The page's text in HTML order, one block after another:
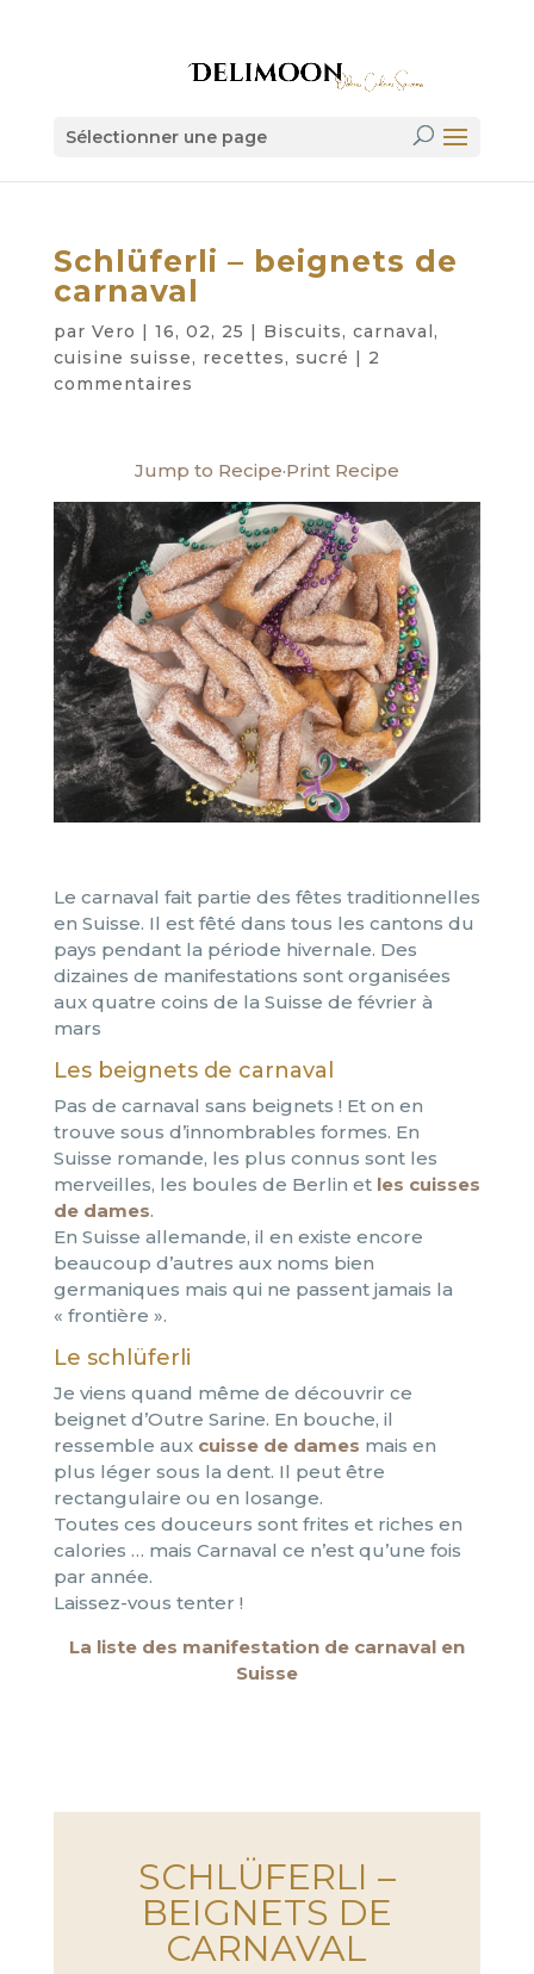
Sélectionner une page
Schlüferli – beignets de
carnaval
par Vero | 16, 02, 25 | Biscuits, carnaval,
cuisine suisse, recettes, sucré | 2
commentaires
Jump to Recipe·Print Recipe
Le carnaval fait partie des fêtes traditionnelles
en Suisse. Il est fêté dans tous les cantons du
pays pendant la période hivernale. Des
dizaines de manifestations sont organisées
aux quatre coins de la Suisse de février à
mars
Les beignets de carnaval
Pas de carnaval sans beignets ! Et on en
trouve sous d’innombrables formes. En
Suisse romande, les plus connus sont les
merveilles, les boules de Berlin et les cuisses
de dames.
En Suisse allemande, il en existe encore
beaucoup d’autres aux noms bien
germaniques mais qui ne passent jamais la
« frontière ».
Le schlüferli
Je viens quand même de découvrir ce
beignet d’Outre Sarine. En bouche, il
ressemble aux cuisse de dames mais en
plus léger sous la dent. Il peut être
rectangulaire ou en losange.
Toutes ces douceurs sont frites et riches en
calories … mais Carnaval ce n’est qu’une fois
par année.
Laissez-vous tenter !
La liste des manifestation de carnaval en
Suisse
SCHLÜFERLI –
BEIGNETS DE
CARNAVAL